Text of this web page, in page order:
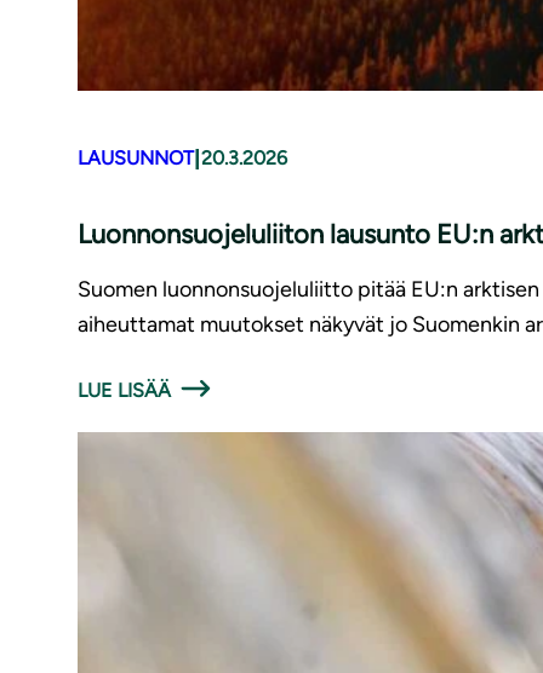
LAUSUNNOT| 20.3.2026
Luonnonsuojeluliiton lausunto EU:n
Suomen luonnonsuojeluliitto pitää EU:n
aiheuttamat muutokset näkyvät jo Suomenkin
LUE LISÄÄ